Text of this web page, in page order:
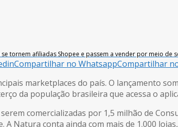
tornem afiliadas Shopee e passem a vender por meio de
Compartilhar no WhatsappCompartilhar
marketplaces do país. O lançamento
da população brasileira que acessa o
comercializadas por 1,5 milhão de
Natura conta ainda com mais de 1.000